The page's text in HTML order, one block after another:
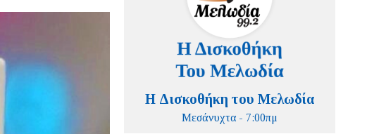
Η Δισκοθήκη του Μελωδία
Μεσάνυχτα - 7:00πμ